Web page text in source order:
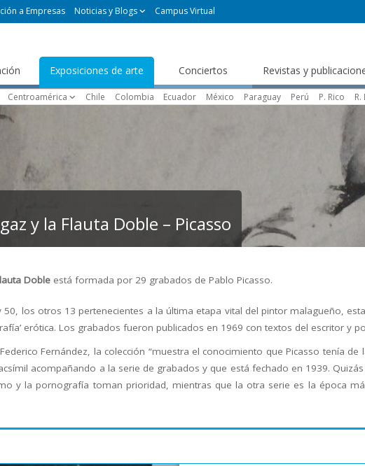
a Empresas Noticias y Blogs Campus Virtual
Exposiciones de arte Conciertos Revistas y
Centroamérica Chile Colombia Ecuador México Paraguay Perú P. Rico
y la Flauta Doble – Picasso
Doble está formada por 29 grabados de Pablo Picasso.
los otros 13 pertenecientes a la última etapa vital del pintor malagueño,
erótica. Los grabados fueron publicados en 1969 con textos del escritor y
Fernández, la colección “muestra el conocimiento que Picasso tenía
acompañando a la serie de grabados y que está fechado en 1939.
y la pornografía toman prioridad, mientras que la otra serie es la época